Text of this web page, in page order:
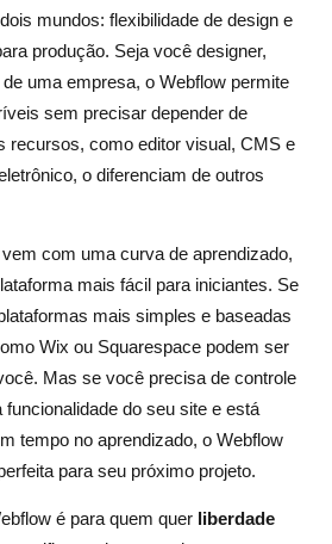
mundos: flexibilidade de design e
produção. Seja você designer,
uma empresa, o Webflow permite
sem precisar depender de
recursos, como editor visual, CMS e
o diferenciam de outros
com uma curva de aprendizado,
mais fácil para iniciantes. Se
mais simples e baseadas
Wix ou Squarespace podem ser
Mas se você precisa de controle
do seu site e está
tempo no aprendizado, o Webflow
para seu próximo projeto.
é para quem quer liberdade